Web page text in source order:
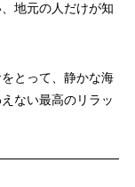
地元の人だけが知
とって、静かな海
ない最高のリラッ